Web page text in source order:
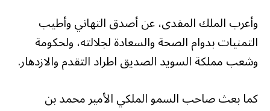
وأعرب الملك المفدى، عن أصدق التهاني وأطيب
التمنيات بدوام الصحة والسعادة لجلالته، ولحكومة
وشعب مملكة السويد الصديق اطراد التقدم والازدهار.
كما بعث صاحب السمو الملكي الأمير محمد بن